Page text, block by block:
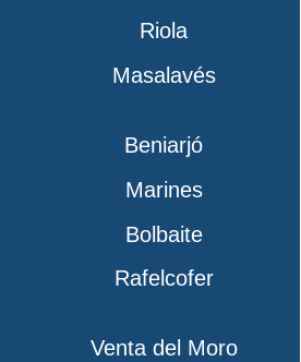
Riola
Masalavés
Beniarjó
Marines
Bolbaite
Rafelcofer
Venta del Moro